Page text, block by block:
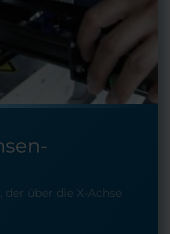
der über die X-Achse